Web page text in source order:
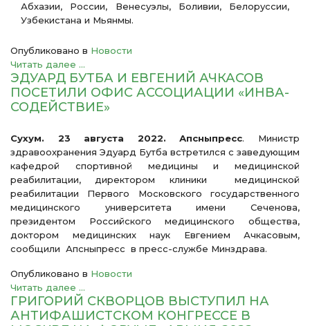
Абхазии, России, Венесуэлы, Боливии, Белоруссии,
Узбекистана и Мьянмы.
Опубликовано в Новости
Читать далее ...
ЭДУАРД БУТБА И ЕВГЕНИЙ АЧКАСОВ
ПОСЕТИЛИ ОФИС АССОЦИАЦИИ «ИНВА-
СОДЕЙСТВИЕ»
Сухум. 23 августа 2022. Апсныпресс. Министр
здравоохранения Эдуард Бутба встретился с заведующим
кафедрой спортивной медицины и медицинской
реабилитации, директором клиники медицинской
реабилитации Первого Московского государственного
медицинского университета имени Сеченова,
президентом Российского медицинского общества,
доктором медицинских наук Евгением Ачкасовым,
сообщили Апсныпресс в пресс-службе Минздрава.
Опубликовано в Новости
Читать далее ...
ГРИГОРИЙ СКВОРЦОВ ВЫСТУПИЛ НА
АНТИФАШИСТСКОМ КОНГРЕССЕ В